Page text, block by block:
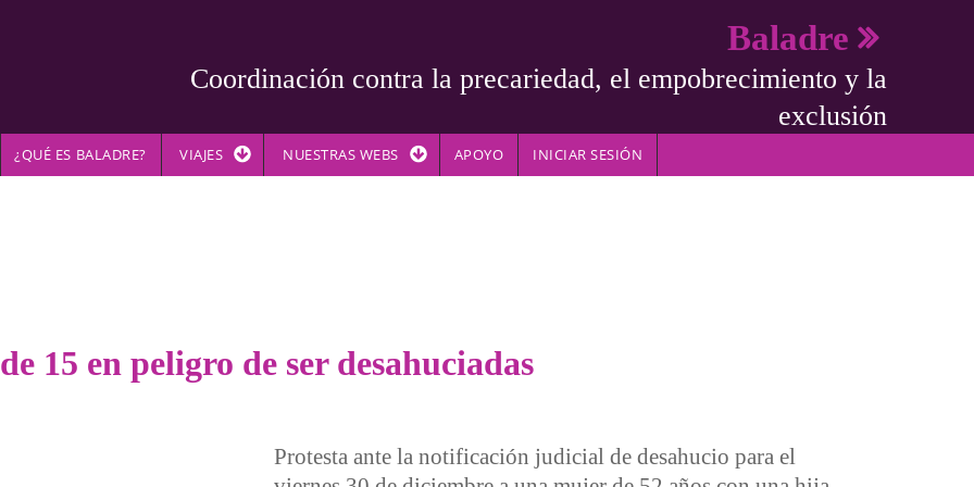
Baladre
Coordinación contra la precariedad, el empobrecimiento y la
exclusión
¿QUÉ ES BALADRE? VIAJES NUESTRAS WEBS APOYO INICIAR SESIÓN
15 en peligro de ser desahuciadas
Protesta ante la notificación judicial de desahucio para el